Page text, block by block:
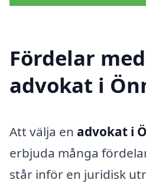
Fördelar
advokat i
Att välja en advokat i
erbjuda många
står inför en juridisk